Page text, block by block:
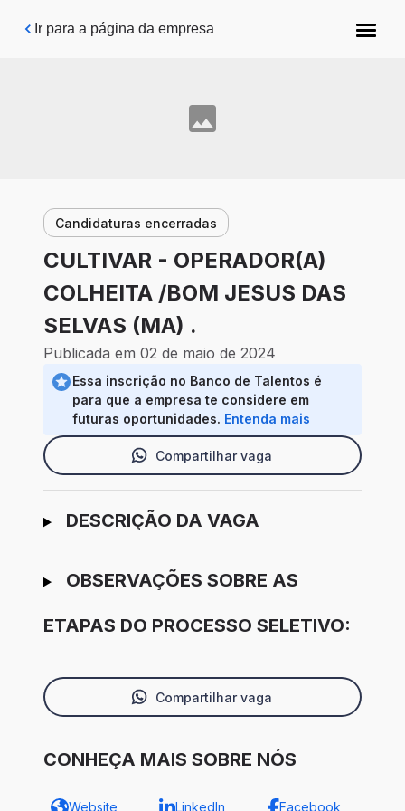
Pular para o conteúdo principal
Ir para a página da empresa
Candidaturas encerradas
CULTIVAR - OPERADOR(A)
COLHEITA /BOM JESUS DAS
SELVAS (MA) .
Publicada em 02 de maio de 2024
Essa inscrição no Banco de Talentos é
para que a empresa te considere em
futuras oportunidades. Entenda mais
Compartilhar vaga
Ir para candidatura
DESCRIÇÃO DA VAGA
OBSERVAÇÕES SOBRE AS
ETAPAS DO PROCESSO SELETIVO:
Compartilhar vaga
CONHEÇA MAIS SOBRE NÓS
Website LinkedIn Facebook